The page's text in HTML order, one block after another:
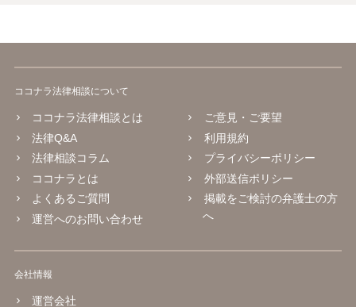
ココナラ法律相談について
ココナラ法律相談とは
法律Q&A
法律相談コラム
ココナラとは
よくあるご質問
運営へのお問い合わせ
ご意見・ご要望
利用規約
プライバシーポリシー
外部送信ポリシー
掲載をご検討の弁護士の方
へ
会社情報
運営会社